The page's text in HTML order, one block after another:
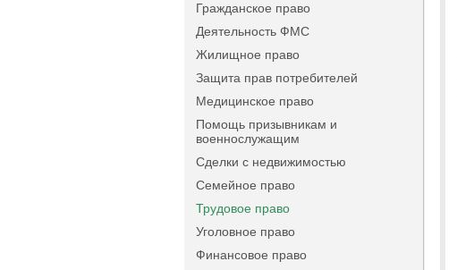
Гражданское право
Деятельность ФМС
Жилищное право
Защита прав потребителей
Медицинское право
Помощь призывникам и
военнослужащим
Сделки с недвижимостью
Семейное право
Трудовое право
Уголовное право
Финансовое право